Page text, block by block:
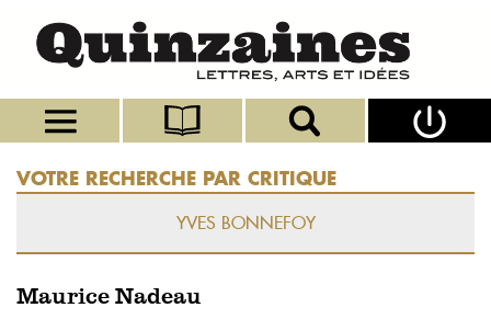
VOTRE RECHERCHE PAR CRITIQUE
YVES BONNEFOY
Maurice Nadeau